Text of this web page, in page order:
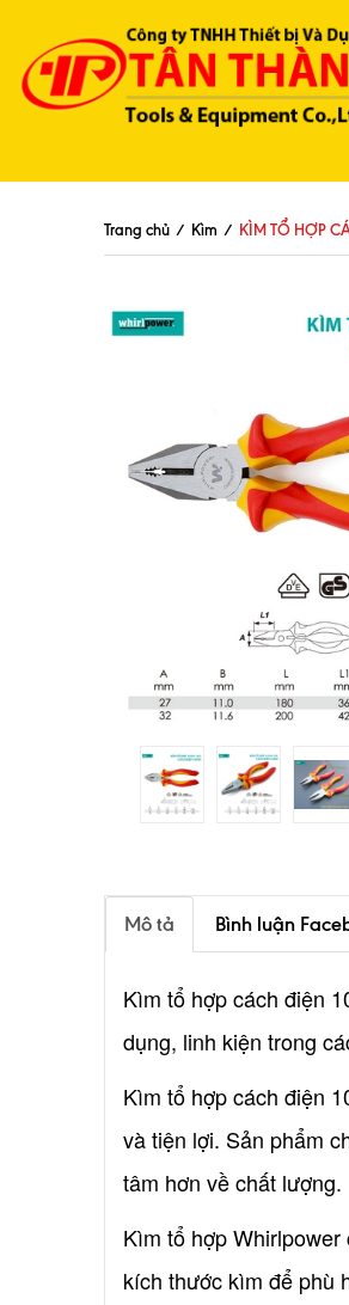
Trang chủ / Kìm / KÌM TỔ HỢP
Mô tả Bình luận
Kìm tổ hợp cách điện
dụng, linh kiện trong
Kìm tổ hợp cách điện
và tiện lợi. Sản phẩm
tâm hơn về chất lượng.
Kìm tổ hợp
kích thước kìm để phù